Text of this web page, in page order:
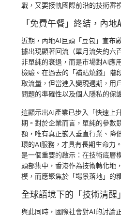
戰，又要接軌國際前沿的技術審
「免費午餐」終結，內
近期，內地AI巨頭「豆包」宣布
據出現顯著回流（單月流失約六
非單純的衰退，而是市場對AI應
檢驗。在過去的「補貼燒錢」階
取流量，但當進入變現週期，用
問題的準確性以及個人隱私的保
這顯示出AI產業已步入「快速上
期。對於企業而言，單純的參數
額，唯有真正嵌入垂直行業、降
環的AI服務，才具有長期生命力
是一個重要的啟示：在技術底層
頭部集中，香港作為技術轉化地
模，而應聚焦於「場景落地」的
全球語境下的「技術清
與此同時，國際社會對AI的討論